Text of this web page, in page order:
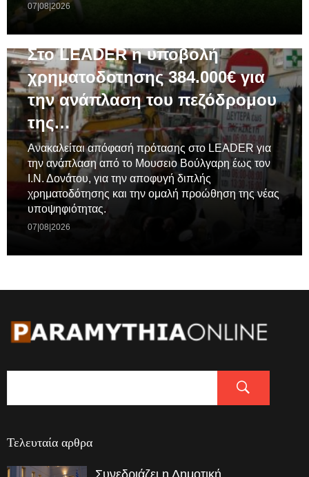
07|08|2026
Στο LEADER η υποβολή
χρηματοδοτησης 384.000€ για
την ανάπλαση του πεζόδρομου
της…
Ανακαλείται απόφασή πρότασης στο LEADER για
την ανάπλαση από το Μουσειο Βούλγαρη έως τον
Ι.Ν. Δονάτου, για την αποφυγή διπλής
χρηματοδότησης και την ομαλή προώθηση της νέας
υποψηφιότητας.
07|08|2026
Τελευταία αρθρα